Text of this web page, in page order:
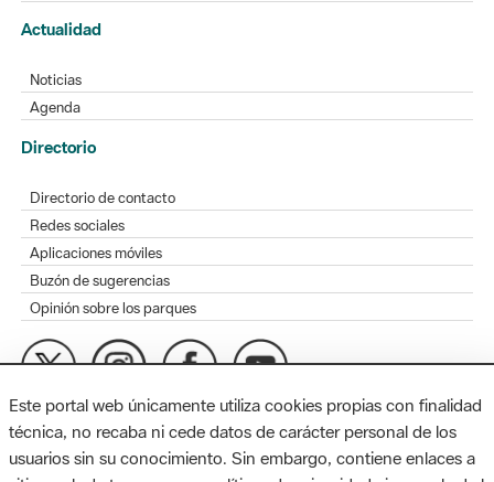
Actualidad
Noticias
Agenda
Directorio
Directorio de contacto
Redes sociales
Aplicaciones móviles
Buzón de sugerencias
Opinión sobre los parques
MAPA WEB AVISO LEGAL ACCESIBILIDAD
Diputación de Barcelona. Edifici Llacuna, 1a planta. Badajoz, 49.
Este portal web únicamente utiliza cookies propias con finalidad
técnica, no recaba ni cede datos de carácter personal de los
usuarios sin su conocimiento. Sin embargo, contiene enlaces a